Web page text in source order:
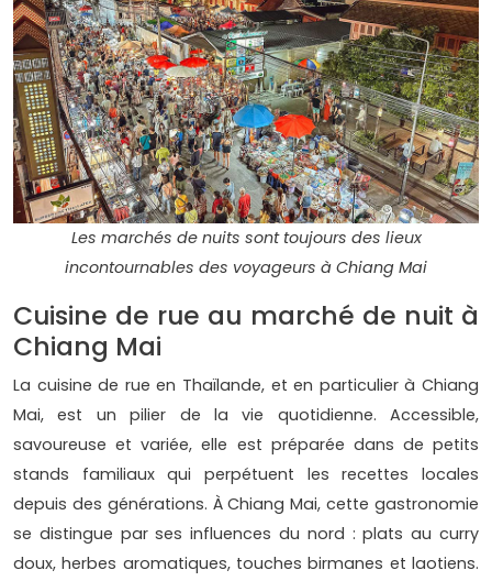
Les marchés de nuits sont toujours des lieux
incontournables des voyageurs à Chiang Mai
Cuisine de rue au marché de nuit à
Chiang Mai
La cuisine de rue en Thaïlande, et en particulier à Chiang
Mai, est un pilier de la vie quotidienne. Accessible,
savoureuse et variée, elle est préparée dans de petits
stands familiaux qui perpétuent les recettes locales
depuis des générations. À Chiang Mai, cette gastronomie
se distingue par ses influences du nord : plats au curry
doux, herbes aromatiques, touches birmanes et laotiens.